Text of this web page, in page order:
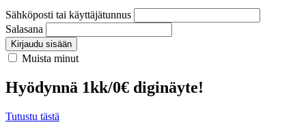
Sähköposti tai käyttäjätunnus
Salasana
Kirjaudu sisään
Muista minut
Hyödynnä 1kk/0€ diginäyte!
Tutustu tästä